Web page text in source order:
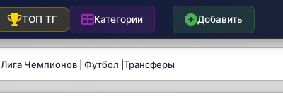
ТОП ТГ Категории Добавить
Лига Чемпионов | Футбол |Трансферы